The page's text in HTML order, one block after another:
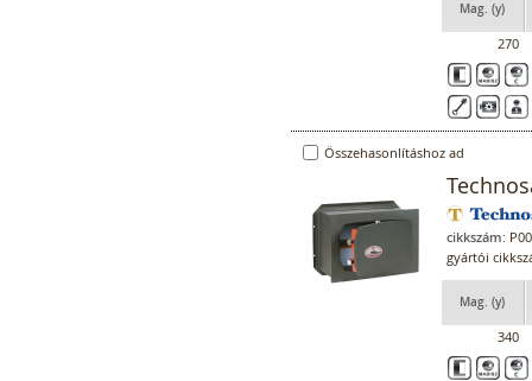
Mag. (y)
270
Összehasonlításhoz ad
cikkszám:
gyártói
Mag. (y)
340